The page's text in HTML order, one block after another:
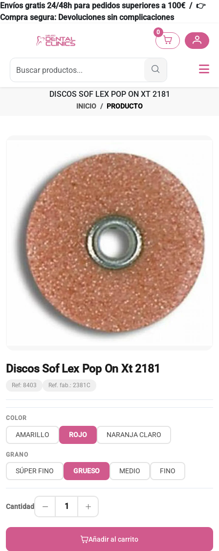
Envíos gratis 24/48h para pedidos superiores a 100€ / 👉
Compra segura: Devoluciones sin complicaciones
0
DISCOS SOF LEX POP ON XT 2181
INICIO PRODUCTO
Discos Sof Lex Pop On Xt 2181
Ref: 8403 Ref. fab.: 2381C
COLOR
AMARILLO ROJO NARANJA CLARO
GRANO
SÚPER FINO GRUESO MEDIO FINO
Cantidad 1
Añadir al carrito